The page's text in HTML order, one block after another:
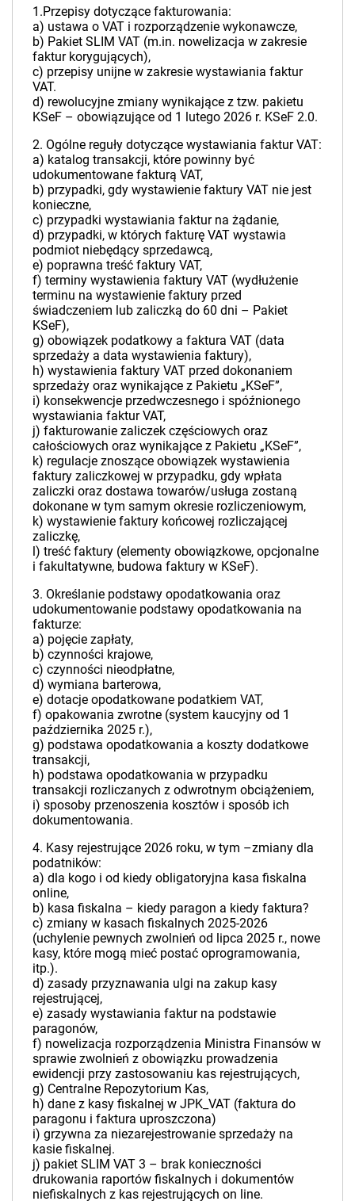
1.Przepisy dotyczące fakturowania:
a) ustawa o VAT i rozporządzenie wykonawcze,
b) Pakiet SLIM VAT (m.in. nowelizacja w zakresie
faktur korygujących),
c) przepisy unijne w zakresie wystawiania faktur
VAT.
d) rewolucyjne zmiany wynikające z tzw. pakietu
KSeF – obowiązujące od 1 lutego 2026 r. KSeF 2.0.
2. Ogólne reguły dotyczące wystawiania faktur VAT:
a) katalog transakcji, które powinny być
udokumentowane fakturą VAT,
b) przypadki, gdy wystawienie faktury VAT nie jest
konieczne,
c) przypadki wystawiania faktur na żądanie,
d) przypadki, w których fakturę VAT wystawia
podmiot niebędący sprzedawcą,
e) poprawna treść faktury VAT,
f) terminy wystawienia faktury VAT (wydłużenie
terminu na wystawienie faktury przed
świadczeniem lub zaliczką do 60 dni – Pakiet
KSeF),
g) obowiązek podatkowy a faktura VAT (data
sprzedaży a data wystawienia faktury),
h) wystawienia faktury VAT przed dokonaniem
sprzedaży oraz wynikające z Pakietu „KSeF”,
i) konsekwencje przedwczesnego i spóźnionego
wystawiania faktur VAT,
j) fakturowanie zaliczek częściowych oraz
całościowych oraz wynikające z Pakietu „KSeF”,
k) regulacje znoszące obowiązek wystawienia
faktury zaliczkowej w przypadku, gdy wpłata
zaliczki oraz dostawa towarów/usługa zostaną
dokonane w tym samym okresie rozliczeniowym,
k) wystawienie faktury końcowej rozliczającej
zaliczkę,
l) treść faktury (elementy obowiązkowe, opcjonalne
i fakultatywne, budowa faktury w KSeF).
3. Określanie podstawy opodatkowania oraz
udokumentowanie podstawy opodatkowania na
fakturze:
a) pojęcie zapłaty,
b) czynności krajowe,
c) czynności nieodpłatne,
d) wymiana barterowa,
e) dotacje opodatkowane podatkiem VAT,
f) opakowania zwrotne (system kaucyjny od 1
października 2025 r.),
g) podstawa opodatkowania a koszty dodatkowe
transakcji,
h) podstawa opodatkowania w przypadku
transakcji rozliczanych z odwrotnym obciążeniem,
i) sposoby przenoszenia kosztów i sposób ich
dokumentowania.
4. Kasy rejestrujące 2026 roku, w tym –zmiany dla
podatników:
a) dla kogo i od kiedy obligatoryjna kasa fiskalna
online,
b) kasa fiskalna – kiedy paragon a kiedy faktura?
c) zmiany w kasach fiskalnych 2025-2026
(uchylenie pewnych zwolnień od lipca 2025 r., nowe
kasy, które mogą mieć postać oprogramowania,
itp.).
d) zasady przyznawania ulgi na zakup kasy
rejestrującej,
e) zasady wystawiania faktur na podstawie
paragonów,
f) nowelizacja rozporządzenia Ministra Finansów w
sprawie zwolnień z obowiązku prowadzenia
ewidencji przy zastosowaniu kas rejestrujących,
g) Centralne Repozytorium Kas,
h) dane z kasy fiskalnej w JPK_VAT (faktura do
paragonu i faktura uproszczona)
i) grzywna za niezarejestrowanie sprzedaży na
kasie fiskalnej.
j) pakiet SLIM VAT 3 – brak konieczności
drukowania raportów fiskalnych i dokumentów
niefiskalnych z kas rejestrujących on line.